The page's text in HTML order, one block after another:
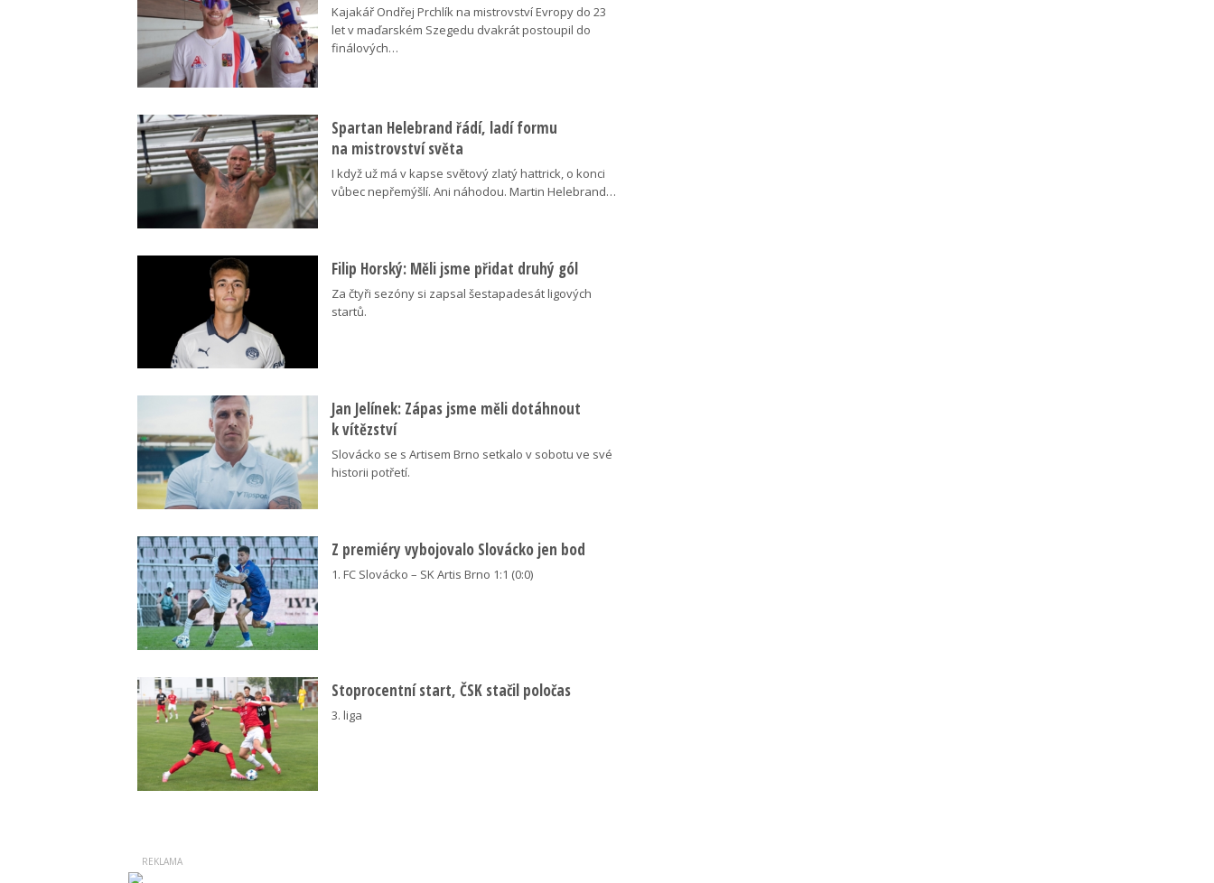
Kajakář Ondřej Prchlík na mistrovství Evropy do 23
let v maďarském Szegedu dvakrát postoupil do
finálových…
Spartan Helebrand řádí, ladí formu
na mistrovství světa
I když už má v kapse světový zlatý hattrick, o konci
vůbec nepřemýšlí. Ani náhodou. Martin Helebrand…
Filip Horský: Měli jsme přidat druhý gól
Za čtyři sezóny si zapsal šestapadesát ligových
startů.
Jan Jelínek: Zápas jsme měli dotáhnout
k vítězství
Slovácko se s Artisem Brno setkalo v sobotu ve své
historii potřetí.
Z premiéry vybojovalo Slovácko jen bod
1. FC Slovácko – SK Artis Brno 1:1 (0:0)
Stoprocentní start, ČSK stačil poločas
3. liga